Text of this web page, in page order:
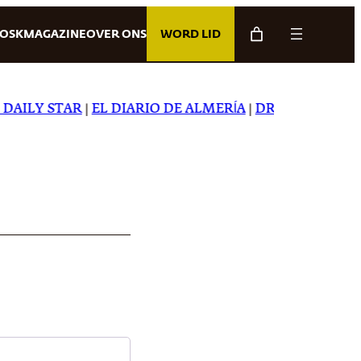
MAGAZINEOVER ONS WORD LID
STAR|EL DIARIO DE ALMERÍA|DREAMING IN